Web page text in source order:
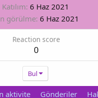
Katılım 6 Haz 2021
görülme 6 Haz 2021
Reaction score
0
Bul
aktivite Gönderiler